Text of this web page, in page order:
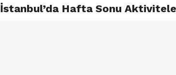
İstanbul’da Hafta Sonu